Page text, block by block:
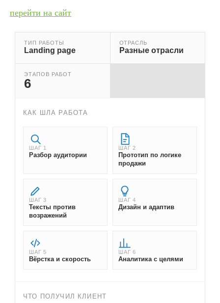
перейти на сайт
ТИП РАБОТЫ
Landing page
ОТРАСЛЬ
Разные отрасли
ЭТАПОВ РАБОТ
6
КАК ШЛА РАБОТА
ШАГ 1
Разбор аудитории
ШАГ 2
Прототип по логике
продажи
ШАГ 3
Тексты против
возражений
ШАГ 4
Дизайн и адаптив
ШАГ 5
Вёрстка и скорость
ШАГ 6
Аналитика с целями
ЧТО ПОЛУЧИЛ КЛИЕНТ